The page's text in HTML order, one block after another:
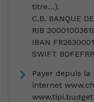
titre…).
C.B. BANQUE
RIB
IBAN
SWIFT
Payer depuis la
internet